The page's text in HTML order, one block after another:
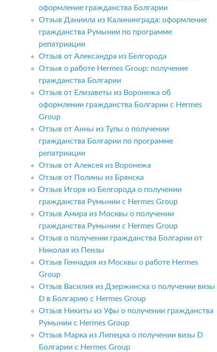
оформление гражданства Болгарии
Отзыв Даниила из Калининграда: оформление
гражданства Румынии по программе
репатриации
Отзыв от Александра из Белгорода
Отзыв о работе Hermes Group: получение
гражданства Болгарии
Отзыв от Елизаветы из Воронежа об
оформлении гражданства Болгарии с Hermes
Group
Отзыв от Анны из Тулы о получении
гражданства Болгарии по программе
репатриации
Отзыв от Алексея из Воронежа
Отзыв от Полины из Брянска
Отзыв Игоря из Белгорода о получении
гражданства Румынии с Hermes Group
Отзыв Амира из Москвы о получении
гражданства Румынии с Hermes Group
Отзыв о получении гражданства Болгарии от
Николая из Пензы
Отзыв Геннадия из Москвы о работе Hermes
Group
Отзыв Василия из Дзержинска о получении визы
D в Болгарию с Hermes Group
Отзыв Никиты из Уфы о получении гражданства
Румынии с Hermes Group
Отзыв Марка из Липецка о получении визы D
Болгарии с Hermes Group